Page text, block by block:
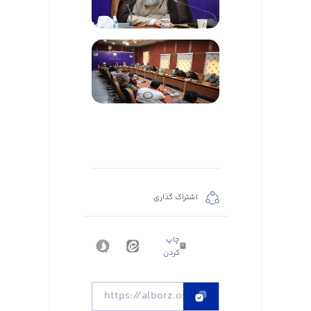
اشتراک گذاری
چاپ
کردن